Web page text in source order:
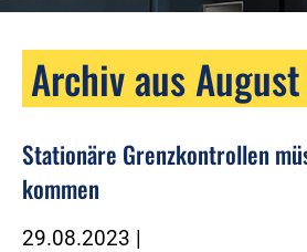
Archiv aus
Stationäre Grenzkontrollen
kommen
29.08.2023 |